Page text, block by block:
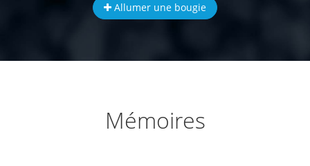
Allumer une bougie
Mémoires